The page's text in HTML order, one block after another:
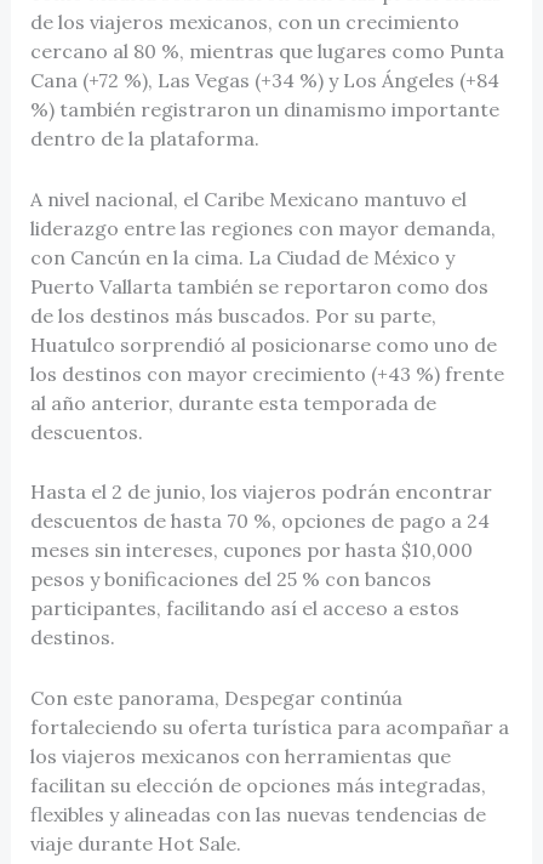
de los viajeros mexicanos, con un crecimiento
cercano al 80 %, mientras que lugares como Punta
Cana (+72 %), Las Vegas (+34 %) y Los Ángeles (+84
%) también registraron un dinamismo importante
dentro de la plataforma.
A nivel nacional, el Caribe Mexicano mantuvo el
liderazgo entre las regiones con mayor demanda,
con Cancún en la cima. La Ciudad de México y
Puerto Vallarta también se reportaron como dos
de los destinos más buscados. Por su parte,
Huatulco sorprendió al posicionarse como uno de
los destinos con mayor crecimiento (+43 %) frente
al año anterior, durante esta temporada de
descuentos.
Hasta el 2 de junio, los viajeros podrán encontrar
descuentos de hasta 70 %, opciones de pago a 24
meses sin intereses, cupones por hasta $10,000
pesos y bonificaciones del 25 % con bancos
participantes, facilitando así el acceso a estos
destinos.
Con este panorama, Despegar continúa
fortaleciendo su oferta turística para acompañar a
los viajeros mexicanos con herramientas que
facilitan su elección de opciones más integradas,
flexibles y alineadas con las nuevas tendencias de
viaje durante Hot Sale.